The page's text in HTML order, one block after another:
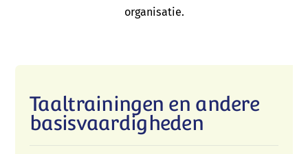
(André)
E-mail:
info@talentboom.nl
organisatie.
Taaltrainingen en andere
basisvaardigheden